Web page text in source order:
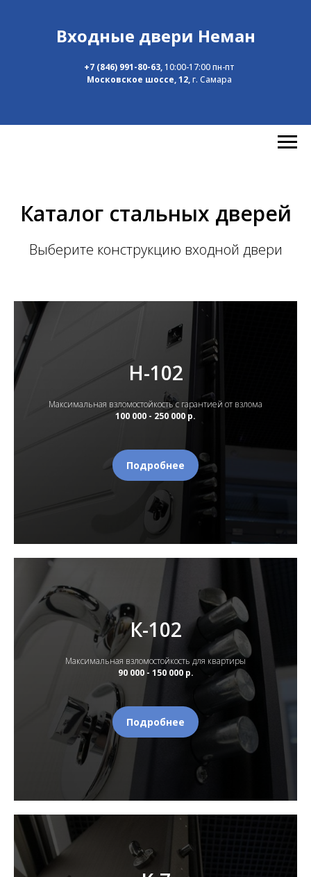
Входные двери Неман
+7 (846) 991-80-63,10:00-17:00 пн-пт
Московское шоссе, 12,г. Самара
Каталог стальных дверей
Выберите конструкцию входной двери
Н-102
Максимальная взломостойкость с гарантией от взлома
100 000 - 250 000 р.
Подробнее
К-102
Максимальная взломостойкость для квартиры
90 000 - 150 000 р.
Подробнее